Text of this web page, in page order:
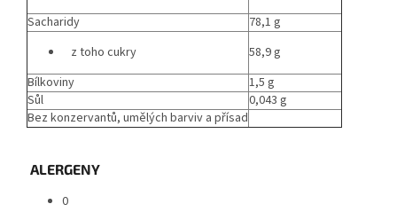
Sacharidy
78,1 g
z toho cukry
58,9 g
Bílkoviny
1,5 g
Sůl
0,043 g
Bez konzervantů, umělých barviv a přísad
ALERGENY
0